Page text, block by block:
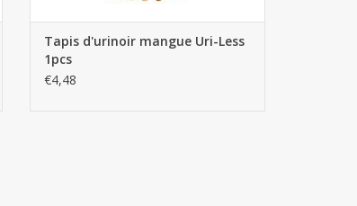
Tapis d'urinoir mangue Uri-Less
1pcs
€4,48